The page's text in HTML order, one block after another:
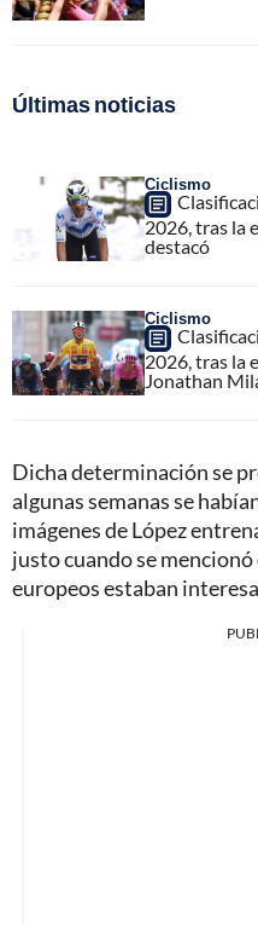
Últimas noticias
Ciclismo
2026, tras la
destacó
Ciclismo
2026, tras la
Jonathan
Dicha determinación se
algunas semanas se
imágenes de López
justo cuando se
europeos estaban